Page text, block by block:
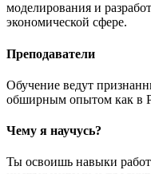
моделирования и
экономической сфере.
Преподаватели
Обучение ведут
обширным опытом как в
Чему я научусь?
Ты освоишь навыки